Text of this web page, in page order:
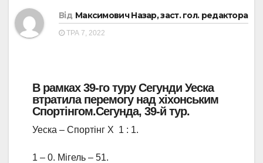
Від Максимович Назар, заст. гол. редактора
ТРА 7, 2022
В рамках 39-го туру Сегунди Уеска
втратила перемогу над хіхонським
Спортінгом.Сегунда, 39-й тур.
Уеска – Спортінг Х 1 : 1.
1 – 0. Мігель – 51.